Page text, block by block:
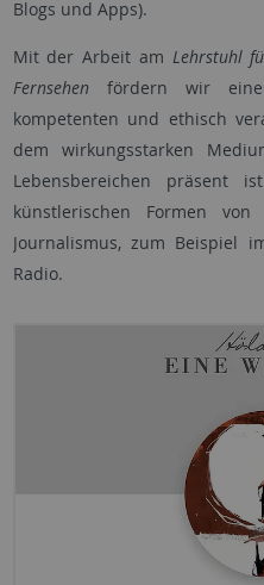
Blogs und Apps).
Mit der Arbeit am Lehrstuhl
Fernsehen fördern wir
kompetenten und ethisch
dem wirkungsstarken
Lebensbereichen präsent
künstlerischen Formen
Journalismus, zum Beispiel
Radio.